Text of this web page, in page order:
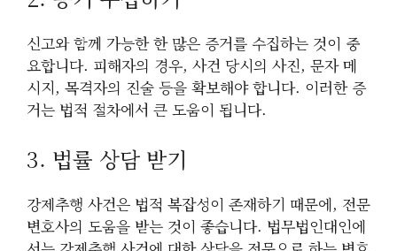
신고와 함께 가능한 한 많은 증거를 수집하는 것이 중
요합니다. 피해자의 경우, 사건 당시의 사진, 문자 메
시지, 목격자의 진술 등을 확보해야 합니다. 이러한 증
거는 법적 절차에서 큰 도움이 됩니다.
3. 법률 상담 받기
강제추행 사건은 법적 복잡성이 존재하기 때문에, 전문
변호사의 도움을 받는 것이 좋습니다. 법무법인대인에